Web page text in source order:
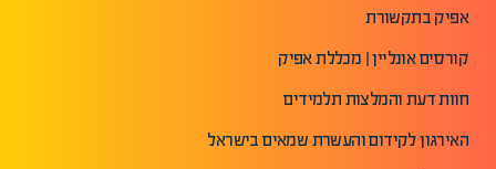
אפיק בתקשורת
קורסים אונליין | מכללת אפיק
חוות דעת והמלצות תלמידים
האירגון לקידום והעשרת שמאים בישראל